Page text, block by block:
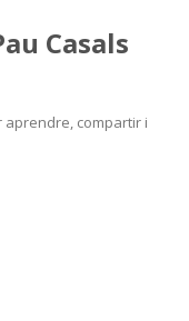
Casals
aprendre, compartir i